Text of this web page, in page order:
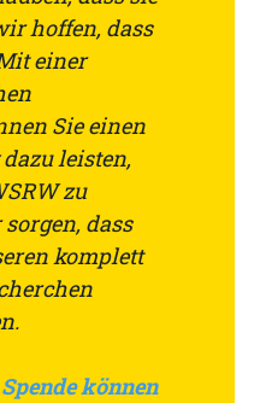
hoffen, dass
einer
Sie einen
leisten,
zu
dass
komplett
können